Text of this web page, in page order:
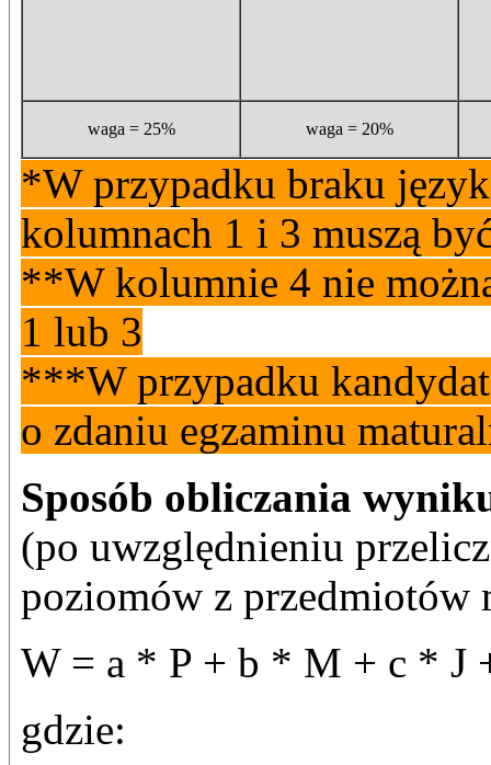
waga = 25% waga = 20%
*W przypadku braku
kolumnach 1 i 3 muszą
**W kolumnie 4 nie
1 lub 3
***W przypadku
o zdaniu egzaminu
Sposób obliczania
(po uwzględnieniu
poziomów z przedmiotów
W = a * P + b * M + c * J
gdzie: